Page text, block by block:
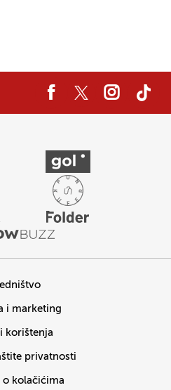
i marketing
korištenja
privatnosti
o kolačićima